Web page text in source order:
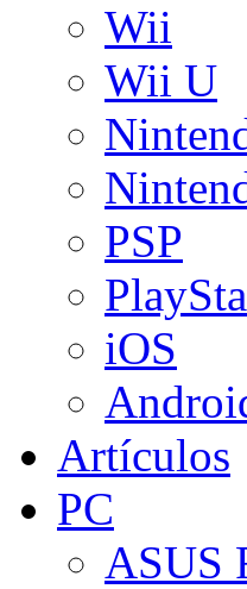
Wii
Wii U
PSP
iOS
Artículos
PC
ASUS